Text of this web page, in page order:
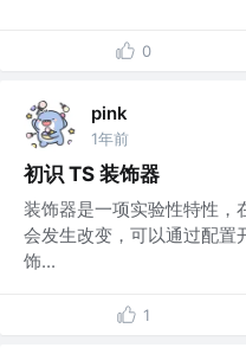
0
pink
1年前
初识 TS 装饰器
装饰器是一项实验性特性，
会发生改变，可以通过配置
饰...
1